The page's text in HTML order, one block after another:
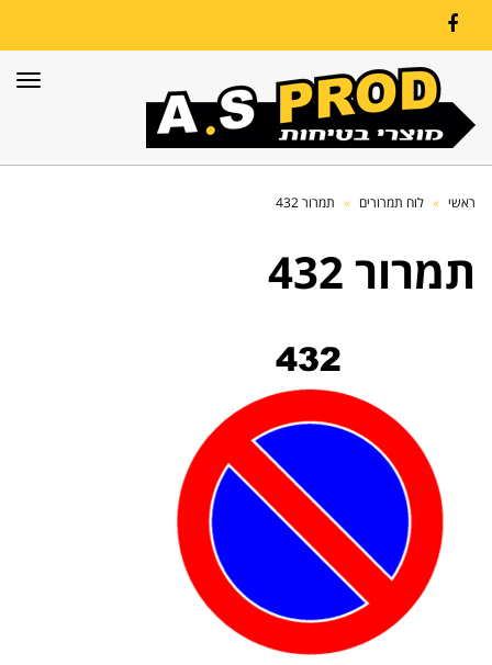
Facebook
ראשי » לוח תמרורים » תמרור 432
תמרור 432